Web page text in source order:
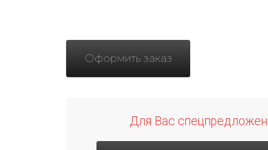
Оформить заказ
Для Вас